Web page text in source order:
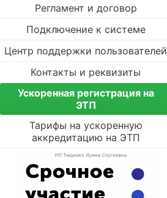
Регламент и договор
Подключение к системе
Центр поддержки пользователей
Контакты и реквизиты
Ускоренная регистрация на
ЭТП
Тарифы на ускоренную
аккредитацию на ЭТП